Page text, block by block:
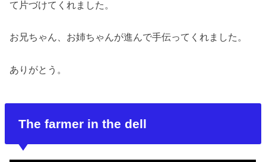
て片づけてくれました。
お兄ちゃん、お姉ちゃんが進んで手伝ってくれました。
ありがとう。
The farmer in the dell